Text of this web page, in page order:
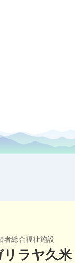
者総合福祉施設
リラヤ久米